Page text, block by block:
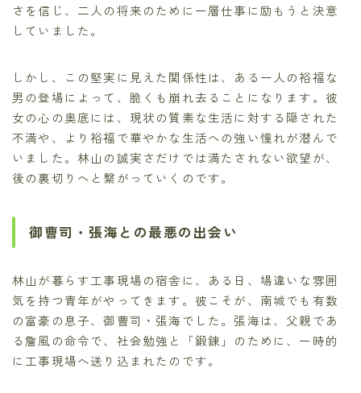
さを信じ、二人の将来のために一層仕事に励もうと決意
していました。
しかし、この堅実に見えた関係性は、ある一人の裕福な
男の登場によって、脆くも崩れ去ることになります。彼
女の心の奥底には、現状の質素な生活に対する隠された
不満や、より裕福で華やかな生活への強い憧れが潜んで
いました。林山の誠実さだけでは満たされない欲望が、
後の裏切りへと繋がっていくのです。
御曹司・張海との最悪の出会い
林山が暮らす工事現場の宿舎に、ある日、場違いな雰囲
気を持つ青年がやってきます。彼こそが、南城でも有数
の富豪の息子、御曹司・張海でした。張海は、父親であ
る詹風の命令で、社会勉強と「鍛錬」のために、一時的
に工事現場へ送り込まれたのです。